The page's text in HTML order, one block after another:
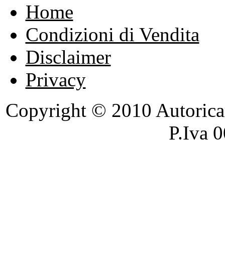
Home
Condizioni di Vendita
Disclaimer
Privacy
Copyright © 2010
P.Iva